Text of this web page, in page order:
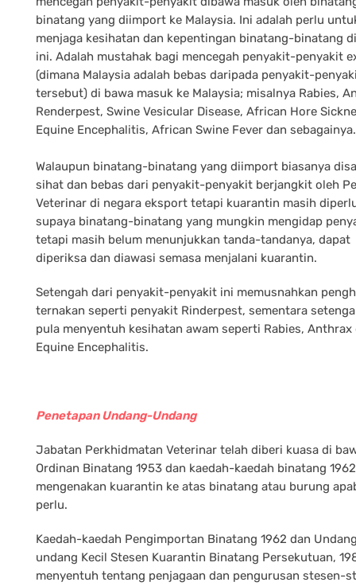
binatang yang diimport ke Malaysia. Ini adalah perlu
menjaga kesihatan dan kepentingan binatang-binatang
ini. Adalah mustahak bagi mencegah penyakit-penyakit
(dimana Malaysia adalah bebas daripada penyakit-
tersebut) di bawa masuk ke Malaysia; misalnya Rabies,
Renderpest, Swine Vesicular Disease, African Hore
Equine Encephalitis, African Swine Fever dan sebagainya.
Walaupun binatang-binatang yang diimport biasanya
sihat dan bebas dari penyakit-penyakit berjangkit oleh
Veterinar di negara eksport tetapi kuarantin masih
supaya binatang-binatang yang mungkin mengidap
tetapi masih belum menunjukkan tanda-tandanya, dapat
diperiksa dan diawasi semasa menjalani kuarantin.
Setengah dari penyakit-penyakit ini memusnahkan
ternakan seperti penyakit Rinderpest, sementara
pula menyentuh kesihatan awam seperti Rabies, Anthrax
Equine Encephalitis.
Penetapan Undang-Undang
Jabatan Perkhidmatan Veterinar telah diberi kuasa di
Ordinan Binatang 1953 dan kaedah-kaedah binatang
mengenakan kuarantin ke atas binatang atau burung
perlu.
Kaedah-kaedah Pengimportan Binatang 1962 dan
undang Kecil Stesen Kuarantin Binatang Persekutuan,
menyentuh tentang penjagaan dan pengurusan stesen-